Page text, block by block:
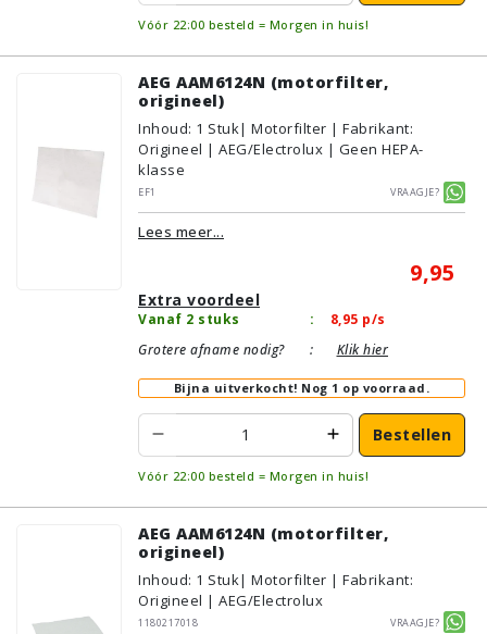
Vóór 22:00 besteld = Morgen in huis!
AEG AAM6124N (motorfilter,
origineel)
Inhoud: 1 Stuk| Motorfilter | Fabrikant:
Origineel | AEG/Electrolux | Geen HEPA-
klasse
EF1
Vraagje?
Lees meer...
9,95
Extra voordeel
Vanaf 2 stuks : 8,95 p/s
Grotere afname nodig?
: Klik hier
Bijna uitverkocht! Nog 1 op voorraad.
Bestellen
Vóór 22:00 besteld = Morgen in huis!
AEG AAM6124N (motorfilter,
origineel)
Inhoud: 1 Stuk| Motorfilter | Fabrikant:
Origineel | AEG/Electrolux
1180217018
Vraagje?